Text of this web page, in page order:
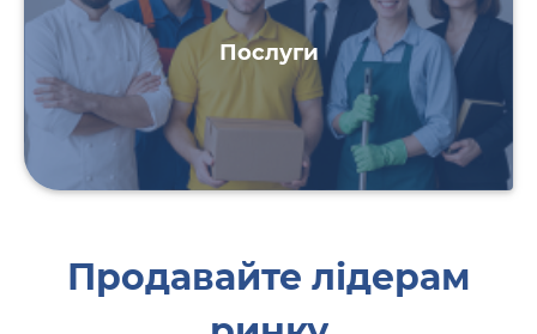
Послуги
Продавайте лідерам